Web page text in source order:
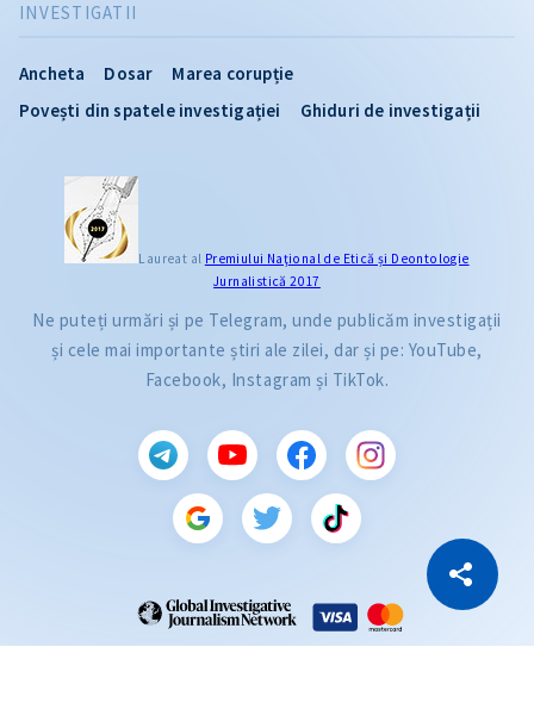
Copiază Link
INVESTIGATII
Ancheta Dosar
Marea corupție
Povești din spatele investigației
Ghiduri de investigații
Laureat al Premiului Naţional de Etică și Deontologie
Jurnalistică 2017
Ne puteți urmări și pe Telegram, unde publicăm investigații
și cele mai importante știri ale zilei, dar și pe: YouTube,
Facebook, Instagram și TikTok.